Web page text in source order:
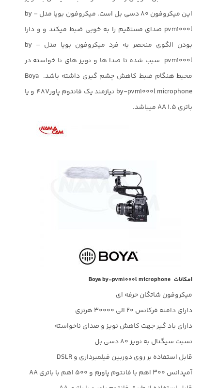
این میکروفون 80 دسی بل است. میکروفون بویا مدل by –
pvm1000l صدای مستقیم را به خوبی ضبط میکند و و دارا
بودن الگوی منحصر به فرد میکروفون بویا مدل by –
pvm1000l سبب شده تا صدا ها و نویز های نا خواسته در
محیط هنگام ضبط کاهش چشم گیری داشته باشد. Boya
by-pvm1000l microphone نیازمند یک فانتوم پاور48V و یا
باتری 1.5 AA میباشد.
امکانات Boya by-pvm1000l microphone
میکروفون شاتگان حرفه ای
دارای دامنه فرکانس 20 الی 30000 هرتزی
دارای باد گیر جهت کاهش نویز و صدای ناخواسته
نسبت سیگنال به نویز 80 دسی بل
قابل استفاده بر روی دوربین فیلمبرداری و DSLR
آمپدانس 300 اهم با فانتوم پاورم و 500 اهم با باتری AA